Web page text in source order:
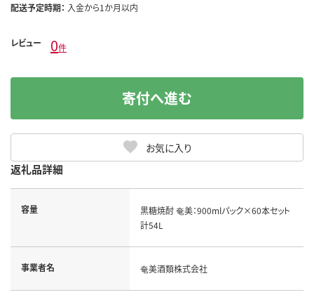
配送予定時期： 入金から1か月以内
レビュー 0件
お気に入り
寄付へ進む
返礼品詳細
容量
黒糖焼酎 奄美：900mlパック×60本セット
計54L
事業者名 奄美酒類株式会社